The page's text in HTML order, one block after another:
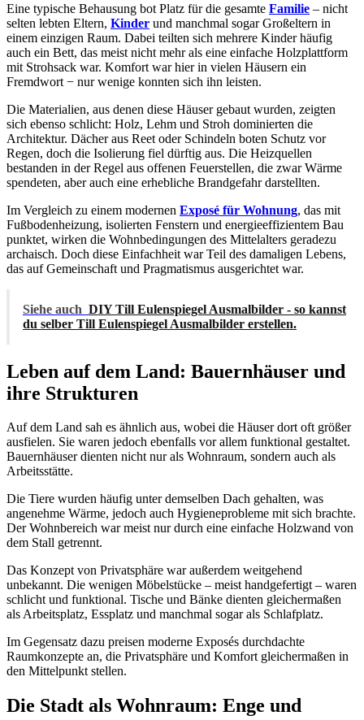
Eine typische Behausung bot Platz für die gesamte Familie – nicht
selten lebten Eltern, Kinder und manchmal sogar Großeltern in
einem einzigen Raum. Dabei teilten sich mehrere Kinder häufig
auch ein Bett, das meist nicht mehr als eine einfache Holzplattform
mit Strohsack war. Komfort war hier in vielen Häusern ein
Fremdwort − nur wenige konnten sich ihn leisten.
Die Materialien, aus denen diese Häuser gebaut wurden, zeigten
sich ebenso schlicht: Holz, Lehm und Stroh dominierten die
Architektur. Dächer aus Reet oder Schindeln boten Schutz vor
Regen, doch die Isolierung fiel dürftig aus. Die Heizquellen
bestanden in der Regel aus offenen Feuerstellen, die zwar Wärme
spendeten, aber auch eine erhebliche Brandgefahr darstellten.
Im Vergleich zu einem modernen Exposé für Wohnung, das mit
Fußbodenheizung, isolierten Fenstern und energieeffizientem Bau
punktet, wirken die Wohnbedingungen des Mittelalters geradezu
archaisch. Doch diese Einfachheit war Teil des damaligen Lebens,
das auf Gemeinschaft und Pragmatismus ausgerichtet war.
Siehe auch DIY Till Eulenspiegel Ausmalbilder - so kannst
du selber Till Eulenspiegel Ausmalbilder erstellen.
Leben auf dem Land: Bauernhäuser und
ihre Strukturen
Auf dem Land sah es ähnlich aus, wobei die Häuser dort oft größer
ausfielen. Sie waren jedoch ebenfalls vor allem funktional gestaltet.
Bauernhäuser dienten nicht nur als Wohnraum, sondern auch als
Arbeitsstätte.
Die Tiere wurden häufig unter demselben Dach gehalten, was
angenehme Wärme, jedoch auch Hygieneprobleme mit sich brachte.
Der Wohnbereich war meist nur durch eine einfache Holzwand von
dem Stall getrennt.
Das Konzept von Privatsphäre war außerdem weitgehend
unbekannt. Die wenigen Möbelstücke – meist handgefertigt – waren
schlicht und funktional. Tische und Bänke dienten gleichermaßen
als Arbeitsplatz, Essplatz und manchmal sogar als Schlafplatz.
Im Gegensatz dazu preisen moderne Exposés durchdachte
Raumkonzepte an, die Privatsphäre und Komfort gleichermaßen in
den Mittelpunkt stellen.
Die Stadt als Wohnraum: Enge und